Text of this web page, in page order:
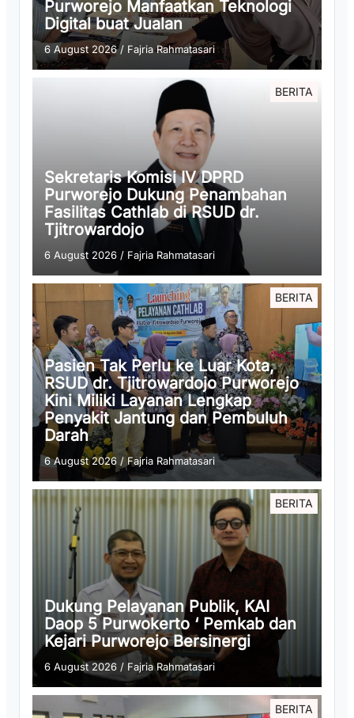
Purworejo Manfaatkan Teknologi
Digital buat Jualan
6 August 2026/ Fajria Rahmatasari
BERITA
Sekretaris Komisi IV DPRD
Purworejo Dukung Penambahan
Fasilitas Cathlab di RSUD dr.
Tjitrowardojo
6 August 2026 / Fajria Rahmatasari
BERITA
Pasien Tak Perlu ke Luar Kota,
RSUD dr. Tjitrowardojo Purworejo
Kini Miliki Layanan Lengkap
Penyakit Jantung dan Pembuluh
Darah
6 August 2026 /Fajria Rahmatasari
BERITA
Dukung Pelayanan Publik, KAI
Daop 5 Purwokerto ‘ Pemkab dan
Kejari Purworejo Bersinergi
6 August 2026 / Fajria Rahmatasari
BERITA